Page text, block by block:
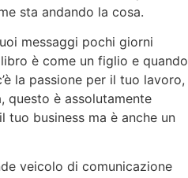
sta andando la cosa.
messaggi pochi giorni
è come un figlio e quando
la passione per il tuo lavoro,
questo è assolutamente
business ma è anche un
veicolo di comunicazione